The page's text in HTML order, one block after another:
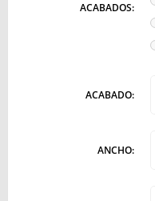
ACABADOS:
ACABADO:
ANCHO: